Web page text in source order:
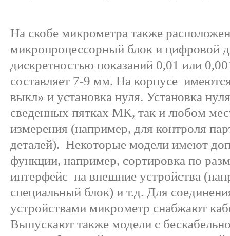
На скобе микрометра также
микропроцессорный блок и цифровой
дискретностью показаний 0,01 или
составляет 7-9 мм. На корпусе
выкл» и установка нуля. Установка
сведенных пятках МК, так и любом
измерения (например, для контроля
деталей). Некоторые модели имеют
функции, например, сортировка по
интерфейс на внешние устройства
специальный блок) и т.д. Для
устройствами микрометр снабжают
Выпускают также модели с